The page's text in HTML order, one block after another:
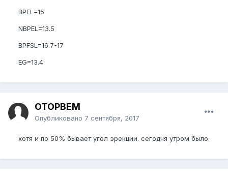
BPEL=15
NBPEL=13.5
BPFSL=16.7-17
EG=13.4
OTOPBEM
Опубликовано 7 сентября, 2017
хотя и по 50% бывает угол эрекции. сегодня утром было.